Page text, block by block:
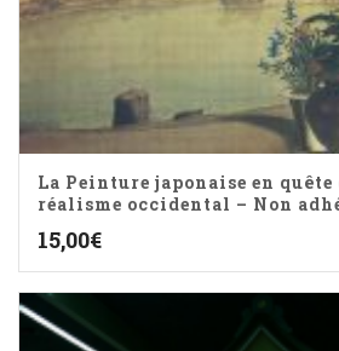
La Peinture japonaise en quête
réalisme occidental – Non
15,00€